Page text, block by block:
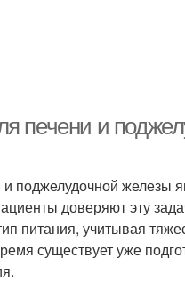
печени и
поджелудочной железы
доверяют эту
питания, учитывая
существует уже